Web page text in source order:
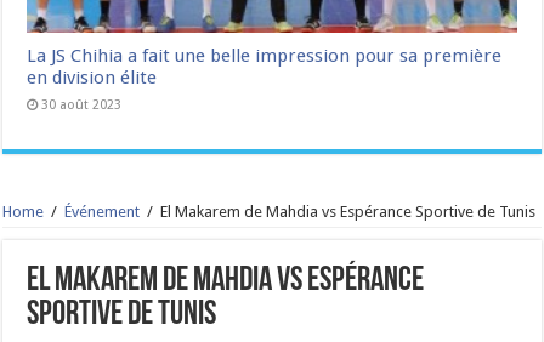
La JS Chihia a fait une belle impression pour sa première
en division élite
30 août 2023
Home / Événement / El Makarem de Mahdia vs Espérance Sportive de Tunis
El Makarem de Mahdia vs Espérance
Sportive de Tunis